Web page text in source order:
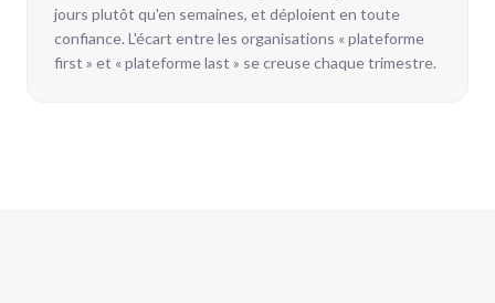
jours plutôt qu'en semaines, et déploient en toute
confiance. L'écart entre les organisations « plateforme
first » et « plateforme last » se creuse chaque trimestre.